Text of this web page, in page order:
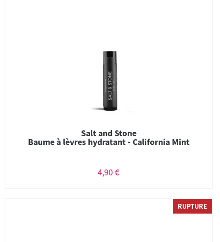
Salt and Stone
Baume à lèvres hydratant - California Mint
4,90 €
RUPTURE